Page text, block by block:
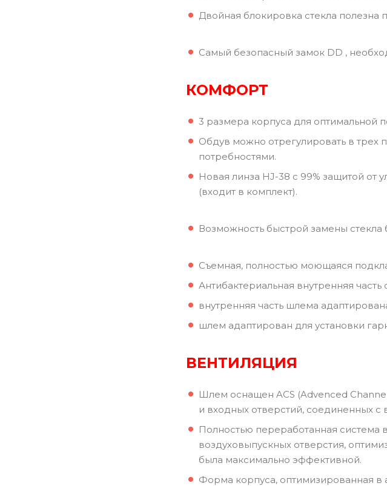
Двойная блокировка стекла полезна
Самый безопасный замок DD ,
КОМФОРТ
3 размера корпуса для оптимальной
Обдув можно отрегулировать в трех
потребностями.
Новая линза HJ-38 с 99% защитой от
(входит в комплект).
Возможность быстрой замены
Съемная, полностью моющаяся
Антибактериальная внутренняя
внутренняя часть шлема
шлем адаптирован для установки
ВЕНТИЛЯЦИЯ
Шлем оснащен ACS (Advenced
и входных отверстий, соединенных
Полностью переработанная система
воздуховыпускных отверстия,
была максимально эффективной.
Форма корпуса, оптимизированная в